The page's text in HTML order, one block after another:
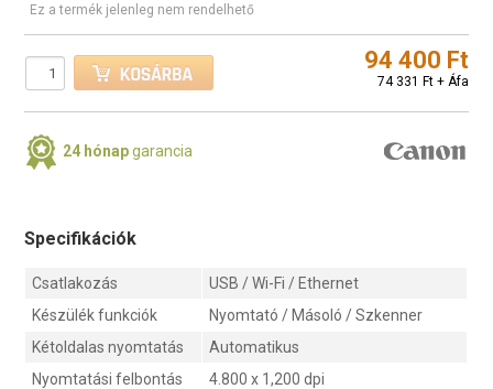
Ez a termék jelenleg nem rendelhető
94 400 Ft
74 331 Ft + Áfa
24 hónapgarancia
Specifikációk
Csatlakozás
USB / Wi-Fi / Ethernet
Készülék funkciók
Nyomtató / Másoló / Szkenner
Kétoldalas nyomtatás
Automatikus
Nyomtatási felbontás
4.800 x 1,200 dpi